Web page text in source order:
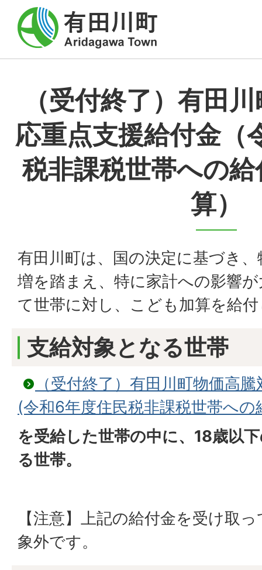
（受付終了）有田
応重点支援給付金（
税非課税世帯への
算）
有田川町は、国の決定に基づき
増を踏まえ、特に家計への影響
て世帯に対し、こども加算を給
支給対象となる世帯
（受付終了）有田川町物価高
(令和6年度住民税非課税世帯への
を受給した世帯の中に、18歳以
る世帯。
【注意】上記の給付金を受け取
象外です。